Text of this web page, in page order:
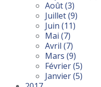
Août(3)
Juillet(9)
Juin (11)
Mai (7)
Avril (7)
Mars (9)
Février(5)
Janvier(5)